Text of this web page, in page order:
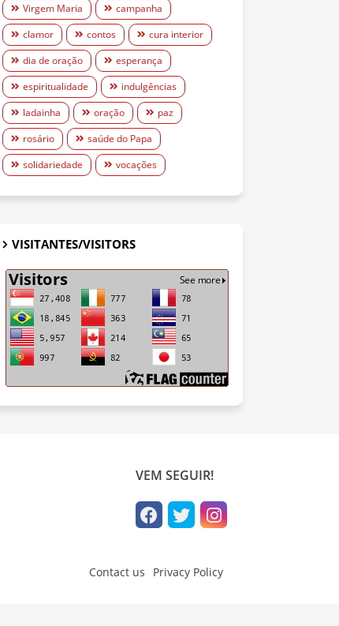
Virgem Maria
campanha
clamor
contos
cura interior
dia de oração
esperança
espiritualidade
indulgências
ladainha
oração
paz
rosário
saúde do Papa
solidariedade
vocações
VISITANTES/VISITORS
VEM SEGUIR!
Contact us Privacy Policy